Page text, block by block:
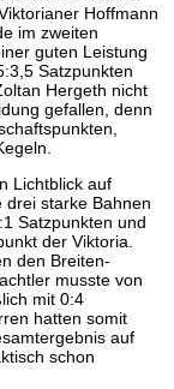
Hoffmann
im zweiten
guten Leistung
Satzpunkten
Hergeth nicht
gefallen, denn
Lichtblick auf
drei starke Bahnen
Satzpunkten und
der Viktoria.
den Breiten-
musste von
mit 0:4
hatten somit
auf
schon